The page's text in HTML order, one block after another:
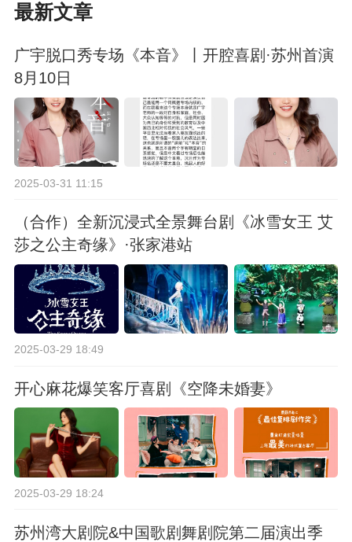
最新文章
广宇脱口秀专场《本音》丨开腔喜剧·苏州首演
8月10日
2025-03-31 11:15
（合作）全新沉浸式全景舞台剧《冰雪女王 艾
莎之公主奇缘》·张家港站
2025-03-29 18:49
开心麻花爆笑客厅喜剧《空降未婚妻》
2025-03-29 18:24
苏州湾大剧院&中国歌剧舞剧院第二届演出季